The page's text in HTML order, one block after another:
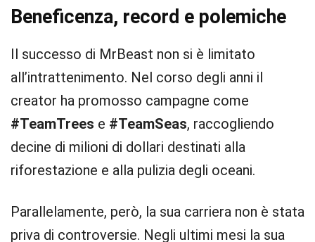
Beneficenza, record e polemiche
Il successo di MrBeast non si è limitato
all’intrattenimento. Nel corso degli anni il
creator ha promosso campagne come
#TeamTrees e #TeamSeas, raccogliendo
decine di milioni di dollari destinati alla
riforestazione e alla pulizia degli oceani.
Parallelamente, però, la sua carriera non è stata
priva di controversie. Negli ultimi mesi la sua